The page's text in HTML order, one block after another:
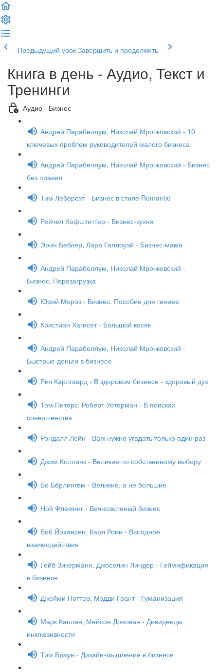
Предыдущий урок Завершить и продолжить
Книга в день - Аудио, Текст и
Тренинги
Аудио - Бизнес
Андрей Парабеллум, Николай Мрочковский - 10
ключевых проблем руководителей малого бизнеса
Андрей Парабеллум, Николай Мрочковский - Бизнес
без правил
Тим Леберехт - Бизнес в стиле Romantic
Рейчел Хофштеттер - Бизнес-кухня
Эрин Беблер, Лара Галлоуэй - Бизнес-мама
Андрей Парабеллум, Николай Мрочковский -
Бизнес. Перезагрузка
Юрий Мороз - Бизнес. Пособие для гениев
Кристиан Хагисет - Большой косяк
Андрей Парабеллум, Николай Мрочковский -
Быстрые деньги в бизнесе
Рич Карлгаард - В здоровом бизнесе - здоровый дух
Том Питерс, Роберт Уотерман - В поисках
совершенства
Рэндалл Лейн - Вам нужно угадать только один раз
Джим Коллинз - Великие по собственному выбору
Бо Бёрлингем - Великие, а не большие
Ной Флеминг - Вечнозеленый бизнес
Боб Йохансен, Карл Ронн - Выгодное
взаимодействие
Гейб Зикерманн, Джоселин Линдер - Геймификация
в бизнесе
Джейми Ноттер, Мэдди Грант - Гуманизация
Марк Каплан, Мейсон Донован - Дивиденды
инклюзивности
Тим Браун - Дизайн-мышление в бизнесе